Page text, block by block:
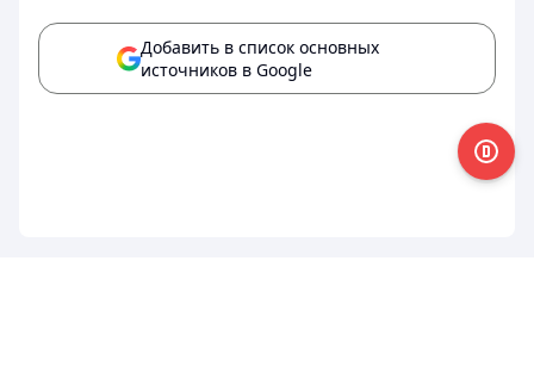
Добавить в список основных
источников в Google